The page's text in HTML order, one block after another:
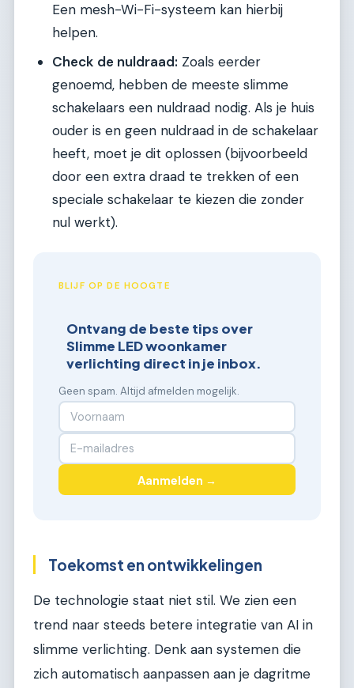
Een mesh-Wi-Fi-systeem kan hierbij
helpen.
Check de nuldraad: Zoals eerder
genoemd, hebben de meeste slimme
schakelaars een nuldraad nodig. Als je huis
ouder is en geen nuldraad in de schakelaar
heeft, moet je dit oplossen (bijvoorbeeld
door een extra draad te trekken of een
speciale schakelaar te kiezen die zonder
nul werkt).
BLIJF OP DE HOOGTE
Ontvang de beste tips over
Slimme LED woonkamer
verlichting direct in je inbox.
Geen spam. Altijd afmelden mogelijk.
Aanmelden →
Toekomst en ontwikkelingen
De technologie staat niet stil. We zien een
trend naar steeds betere integratie van AI in
slimme verlichting. Denk aan systemen die
zich automatisch aanpassen aan je dagritme